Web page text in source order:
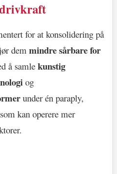
for at konsolidering på
demmindre sårbare for
å samle kunstig
og
under én paraply,
kan operere mer